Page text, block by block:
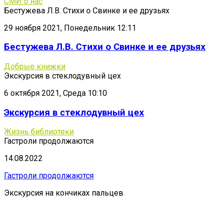
Бестужева Л.В. Стихи о Свинке и ее друзьях
29 ноября 2021, Понедельник 12:11
Бестужева Л.В. Стихи о Свинке и ее друзьях
Добрые книжки
Экскурсия в стеклодувный цех
6 октября 2021, Среда 10:10
Экскурсия в стеклодувный цех
Жизнь библиотеки
Гастроли продолжаются
14.08.2022
Гастроли продолжаются
Экскурсия на кончиках пальцев